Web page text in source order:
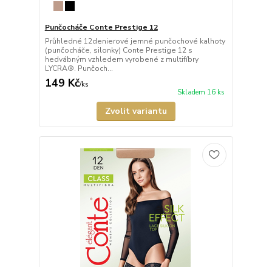
Punčocháče Conte Prestige 12
Průhledné 12denierové jemné punčochové kalhoty
(punčocháče, silonky) Conte Prestige 12 s
hedvábným vzhledem vyrobené z multifíbry
LYCRA®. Punčoch...
149 Kč/ks
Skladem 16 ks
Zvolit variantu